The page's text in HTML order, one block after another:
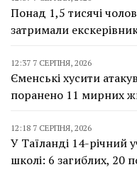
Понад 1,5 тисячі
затримали
12:37 7 СЕРПНЯ, 2026
Єменські хусити
поранено 11 мирних
12:18 7 СЕРПНЯ, 2026
У Таїланді 14-річний
школі: 6 загиблих, 20